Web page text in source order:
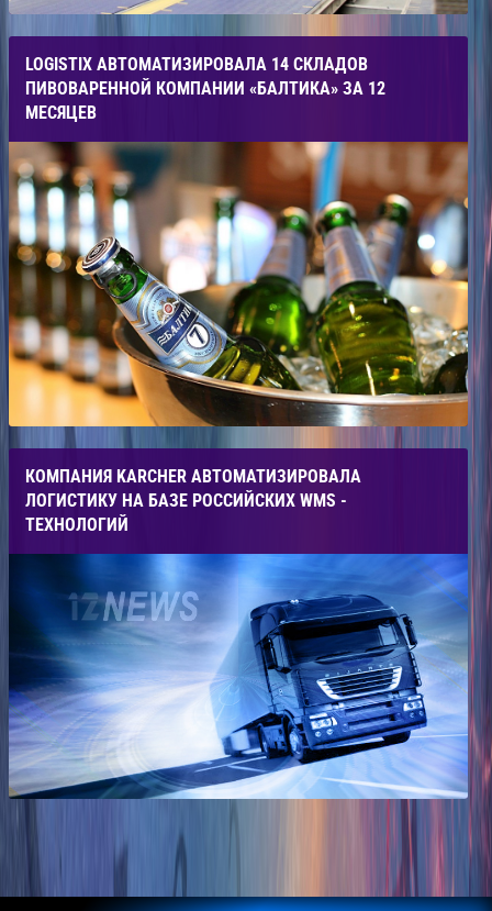
LOGISTIX АВТОМАТИЗИРОВАЛА 14 СКЛАДОВ
ПИВОВАРЕННОЙ КОМПАНИИ «БАЛТИКА» ЗА 12
МЕСЯЦЕВ
КОМПАНИЯ KARCHER АВТОМАТИЗИРОВАЛА
ЛОГИСТИКУ НА БАЗЕ РОССИЙСКИХ WMS -
ТЕХНОЛОГИЙ